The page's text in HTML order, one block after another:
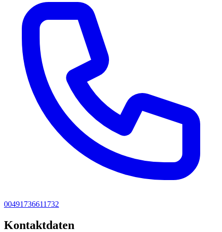
00491736611732
Kontaktdaten